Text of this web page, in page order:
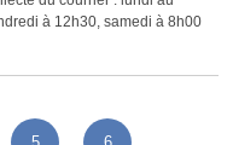
à 12h30, samedi à 8h00